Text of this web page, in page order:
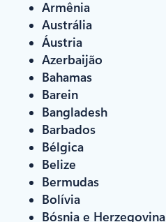
Armênia
Austrália
Áustria
Azerbaijão
Bahamas
Barein
Bangladesh
Barbados
Bélgica
Belize
Bermudas
Bolívia
Bósnia e Herzegovina